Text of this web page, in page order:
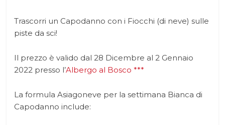
Trascorri un Capodanno con i Fiocchi (di neve) sulle
piste da sci!
Il prezzo è valido dal 28 Dicembre al 2 Gennaio
2022 presso l’Albergo al Bosco ***
La formula Asiagoneve per la settimana Bianca di
Capodanno include: